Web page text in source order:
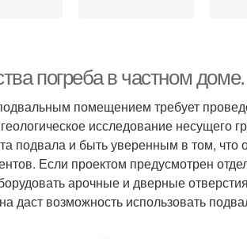
погреба в частном
помещением требует
исследование несущего
подвала и быть уверенным в том, что
Если проектом предусмотрен
арочные и дверные
даст возможность использовать